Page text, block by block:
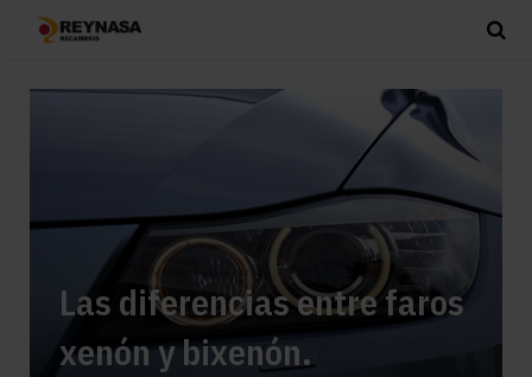
Las diferencias entre faros
xenón y bixenón.